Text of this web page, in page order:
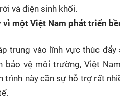
và điện sinh khối.
vì một Việt Nam phát triển
trung vào lĩnh vực thúc
bảo vệ môi trường, Việt
trình này cần sự hỗ trợ rất